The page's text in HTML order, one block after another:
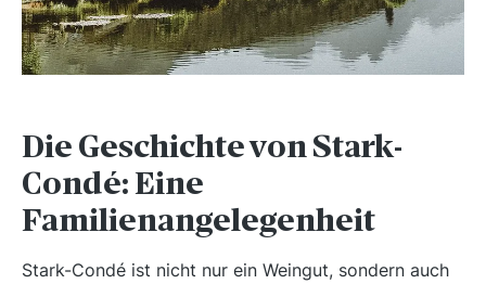
Die Geschichte von Stark-
Condé: Eine
Familienangelegenheit
Stark-Condé ist nicht nur ein Weingut, sondern auch